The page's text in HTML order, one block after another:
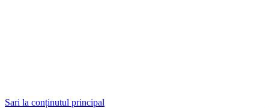
Sari la conținutul principal